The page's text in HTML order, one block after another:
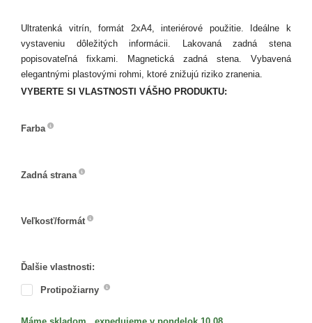
Ultratenká vitrín, formát 2xA4, interiérové použitie. Ideálne k
vystaveniu dôležitých informácii. Lakovaná zadná stena
popisovateľná fixkami. Magnetická zadná stena. Vybavená
elegantnými plastovými rohmi, ktoré znižujú riziko zranenia.
VYBERTE SI VLASTNOSTI VÁŠHO PRODUKTU:
Farba
Zadná strana
Veľkosť/formát
Ďalšie vlastnosti:
Protipožiarny